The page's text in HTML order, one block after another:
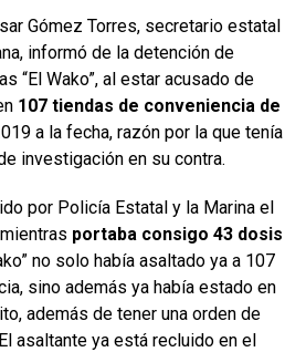
Gómez Torres, secretario estatal
informó de la detención de
“El Wako”, al estar acusado de
107 tiendas de conveniencia de
a la fecha, razón por la que tenía
investigación en su contra.
por Policía Estatal y la Marina el
portaba consigo 43 dosis
no solo había asaltado ya a 107
sino además ya había estado en
además de tener una orden de
asaltante ya está recluido en el